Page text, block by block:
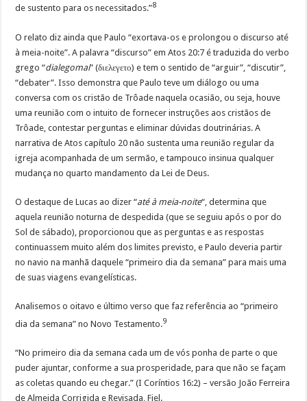
de sustento para os necessitados.”8
O relato diz ainda que Paulo “exortava-os e prolongou o discurso até
à meia-noite”. A palavra “discurso” em Atos 20:7 é traduzida do verbo
grego “dialegomai” (διελεγετο) e tem o sentido de “arguir”, “discutir”,
“debater”. Isso demonstra que Paulo teve um diálogo ou uma
conversa com os cristão de Trôade naquela ocasião, ou seja, houve
uma reunião com o intuito de fornecer instruções aos cristãos de
Trôade, contestar perguntas e eliminar dúvidas doutrinárias. A
narrativa de Atos capítulo 20 não sustenta uma reunião regular da
igreja acompanhada de um sermão, e tampouco insinua qualquer
mudança no quarto mandamento da Lei de Deus.
O destaque de Lucas ao dizer “até à meia-noite“, determina que
aquela reunião noturna de despedida (que se seguiu após o por do
Sol de sábado), proporcionou que as perguntas e as respostas
continuassem muito além dos limites previsto, e Paulo deveria partir
no navio na manhã daquele “primeiro dia da semana” para mais uma
de suas viagens evangelísticas.
Analisemos o oitavo e último verso que faz referência ao “primeiro
dia da semana” no Novo Testamento.9
“No primeiro dia da semana cada um de vós ponha de parte o que
puder ajuntar, conforme a sua prosperidade, para que não se façam
as coletas quando eu chegar.” (I Coríntios 16:2) – versão João Ferreira
de Almeida Corrigida e Revisada, Fiel.